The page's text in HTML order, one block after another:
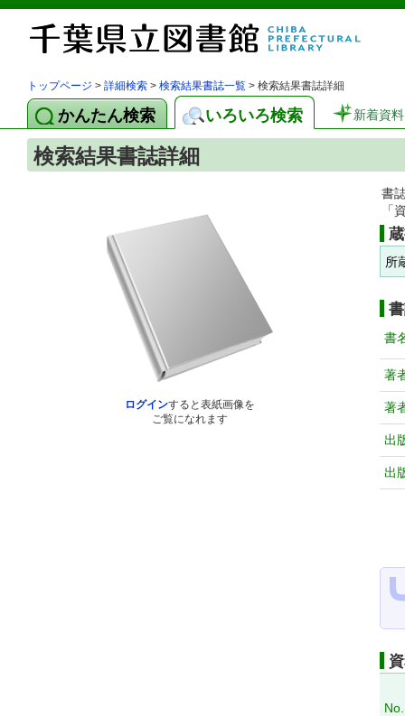
トップページ > 詳細検索 > 検索結果書誌一覧 > 検索結果書誌詳細
かんたん検索 いろいろ検索 新着資料
検索結果書誌詳細
ログインすると表紙画像を
ご覧になれます
書
「
所
書
著
著
出
出
No.